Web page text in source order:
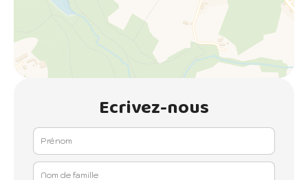
Ecrivez-nous